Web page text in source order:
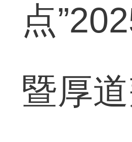
点
暨厚